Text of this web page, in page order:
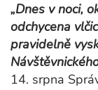
„Dnes v noci,
odchycena
pravidelně
14. srpna